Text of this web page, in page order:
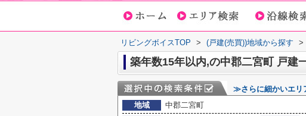
リビングボイスTOP > (戸建(売買))地域から探す >
築年数15年以内,の中郡二宮町 戸建
≫さらに細かいエリ
地域
中郡二宮町